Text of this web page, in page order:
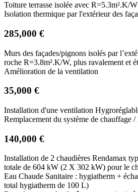
Toiture terrasse isolée avec R=5.3m².K/W
Isolation thermique par l'extérieur des
285,000 €
Murs des façades/pignons isolés par
roche R=3.8m².K/W, plus ravalement et
Amélioration de la ventilation
35,000 €
Installation d'une ventilation
Remplacement du système de chauffage /
140,000 €
Installation de 2 chaudières Rendamax
totale de 604 kW (2 X 302 kW) pour le
Eau Chaude Sanitaire : hygiatherm +
total hygiatherm de 100 L)